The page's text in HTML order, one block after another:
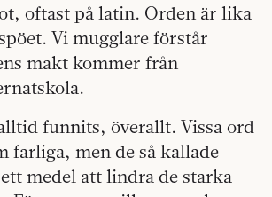
oftast på latin. Orden är lika
Vi mugglare förstår
makt kommer från
funnits, överallt. Vissa ord
farliga, men de så kallade
medel att lindra de starka